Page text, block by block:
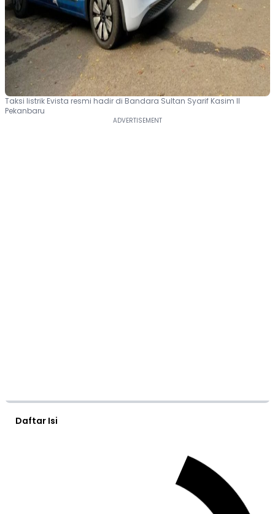
Taksi listrik Evista resmi hadir di Bandara Sultan Syarif Kasim II
Pekanbaru
Daftar Isi